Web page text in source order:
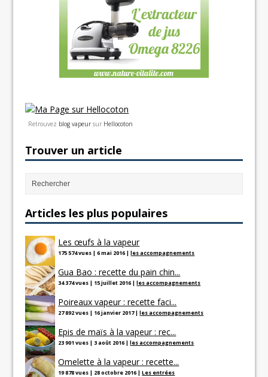
Retrouvez blog vapeur sur Hellocoton
Trouver un article
Articles les plus populaires
Les œufs à la vapeur
175 574 vues |6 mai 2016 |les accompagnements
Gua Bao : recette du pain chin...
34 374 vues | 15 juillet 2016 |les accompagnements
Poireaux vapeur : recette faci...
27 892 vues | 16 janvier 2017|les accompagnements
Epis de maïs à la vapeur : rec...
23 901 vues |3 août 2016 |les accompagnements
Omelette à la vapeur : recette...
19 878 vues | 28 octobre 2016 |Les entrées